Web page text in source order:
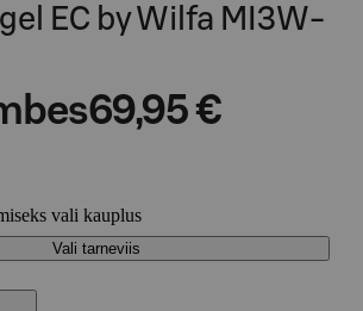
EC by Wilfa MI3W-
69,95 €
vali kauplus
Vali tarneviis